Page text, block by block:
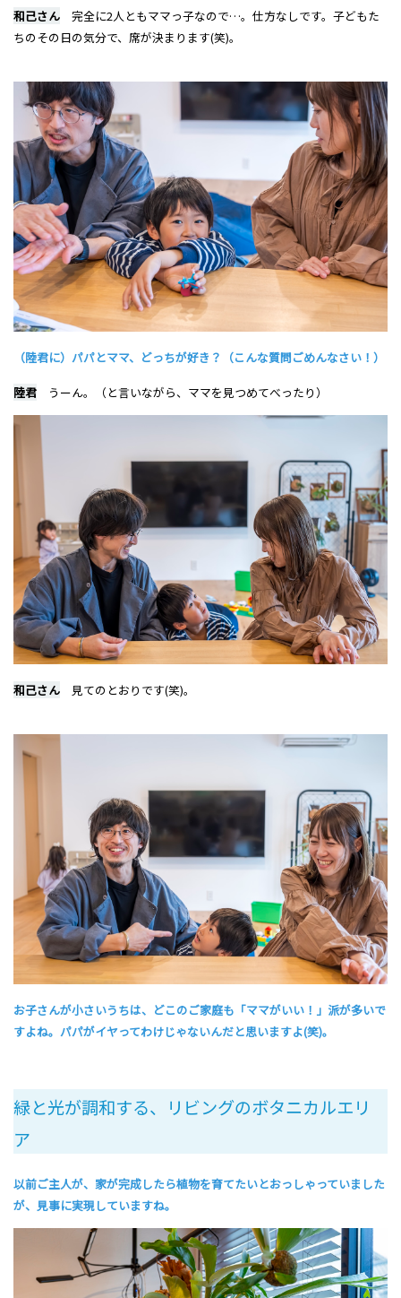
和己さん 完全に2人ともママっ子なので…。仕方なしです。子どもた
ちのその日の気分で、席が決まります(笑)。
（陸君に）パパとママ、どっちが好き？（こんな質問ごめんなさい！）
陸君 うーん。（と言いながら、ママを見つめてべったり）
和己さん 見てのとおりです(笑)。
お子さんが小さいうちは、どこのご家庭も「ママがいい！」派が多いで
すよね。パパがイヤってわけじゃないんだと思いますよ(笑)。
緑と光が調和する、リビングのボタニカルエリ
ア
以前ご主人が、家が完成したら植物を育てたいとおっしゃっていました
が、見事に実現していますね。